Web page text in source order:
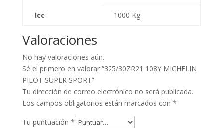
Icc 1000 Kg
Valoraciones
No hay valoraciones aún.
Sé el primero en valorar “325/30ZR21 108Y MICHELIN
PILOT SUPER SPORT”
Tu dirección de correo electrónico no será publicada.
Los campos obligatorios están marcados con *
Tu puntuación *